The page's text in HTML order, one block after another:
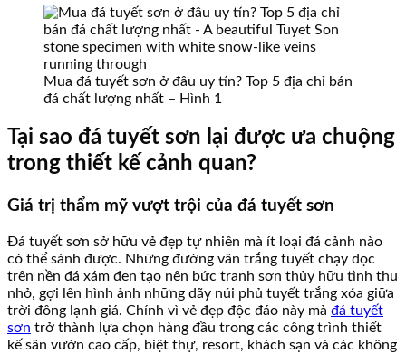
Mua đá tuyết sơn ở đâu uy tín? Top 5 địa chỉ bán
đá chất lượng nhất – Hình 1
Tại sao đá tuyết sơn lại được ưa chuộng
trong thiết kế cảnh quan?
Giá trị thẩm mỹ vượt trội của đá tuyết sơn
Đá tuyết sơn sở hữu vẻ đẹp tự nhiên mà ít loại đá cảnh nào
có thể sánh được. Những đường vân trắng tuyết chạy dọc
trên nền đá xám đen tạo nên bức tranh sơn thủy hữu tình thu
nhỏ, gợi lên hình ảnh những dãy núi phủ tuyết trắng xóa giữa
trời đông lạnh giá. Chính vì vẻ đẹp độc đáo này mà đá tuyết
sơn trở thành lựa chọn hàng đầu trong các công trình thiết
kế sân vườn cao cấp, biệt thự, resort, khách sạn và các không